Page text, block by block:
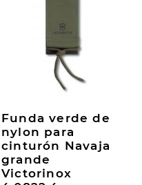
Funda verde de
nylon para
cinturón Navaja
grande
Victorinox